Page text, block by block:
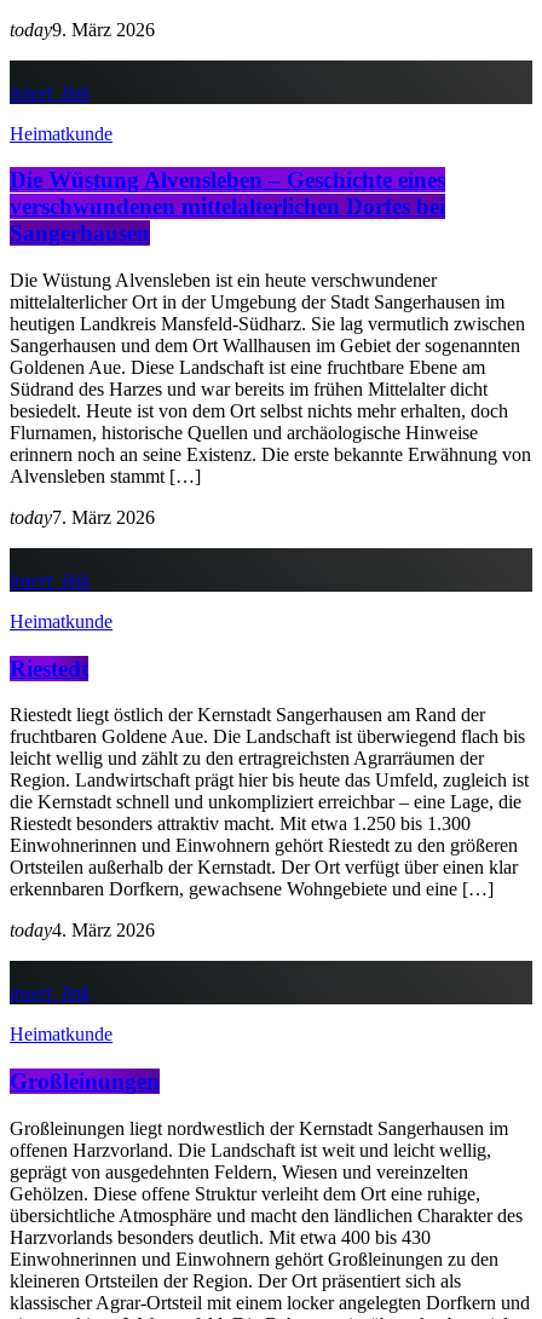
today9. März 2026
insert_link
Heimatkunde
Die Wüstung Alvensleben – Geschichte eines
verschwundenen mittelalterlichen Dorfes bei
Sangerhausen
Die Wüstung Alvensleben ist ein heute verschwundener
mittelalterlicher Ort in der Umgebung der Stadt Sangerhausen im
heutigen Landkreis Mansfeld-Südharz. Sie lag vermutlich zwischen
Sangerhausen und dem Ort Wallhausen im Gebiet der sogenannten
Goldenen Aue. Diese Landschaft ist eine fruchtbare Ebene am
Südrand des Harzes und war bereits im frühen Mittelalter dicht
besiedelt. Heute ist von dem Ort selbst nichts mehr erhalten, doch
Flurnamen, historische Quellen und archäologische Hinweise
erinnern noch an seine Existenz. Die erste bekannte Erwähnung von
Alvensleben stammt […]
today7. März 2026
insert_link
Heimatkunde
Riestedt
Riestedt liegt östlich der Kernstadt Sangerhausen am Rand der
fruchtbaren Goldene Aue. Die Landschaft ist überwiegend flach bis
leicht wellig und zählt zu den ertragreichsten Agrarräumen der
Region. Landwirtschaft prägt hier bis heute das Umfeld, zugleich ist
die Kernstadt schnell und unkompliziert erreichbar – eine Lage, die
Riestedt besonders attraktiv macht. Mit etwa 1.250 bis 1.300
Einwohnerinnen und Einwohnern gehört Riestedt zu den größeren
Ortsteilen außerhalb der Kernstadt. Der Ort verfügt über einen klar
erkennbaren Dorfkern, gewachsene Wohngebiete und eine […]
today4. März 2026
insert_link
Heimatkunde
Großleinungen
Großleinungen liegt nordwestlich der Kernstadt Sangerhausen im
offenen Harzvorland. Die Landschaft ist weit und leicht wellig,
geprägt von ausgedehnten Feldern, Wiesen und vereinzelten
Gehölzen. Diese offene Struktur verleiht dem Ort eine ruhige,
übersichtliche Atmosphäre und macht den ländlichen Charakter des
Harzvorlands besonders deutlich. Mit etwa 400 bis 430
Einwohnerinnen und Einwohnern gehört Großleinungen zu den
kleineren Ortsteilen der Region. Der Ort präsentiert sich als
klassischer Agrar-Ortsteil mit einem locker angelegten Dorfkern und